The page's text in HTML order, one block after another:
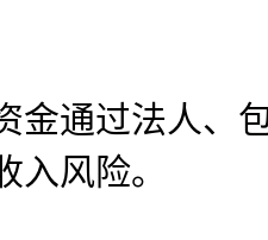
通过法人、包
入风险。